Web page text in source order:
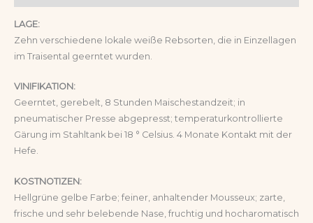
LAGE:
Zehn verschiedene lokale weiße Rebsorten, die in Einzellagen
im Traisental geerntet wurden.
VINIFIKATION:
Geerntet, gerebelt, 8 Stunden Maischestandzeit; in
pneumatischer Presse abgepresst; temperaturkontrollierte
Gärung im Stahltank bei 18 ° Celsius. 4 Monate Kontakt mit der
Hefe.
KOSTNOTIZEN:
Hellgrüne gelbe Farbe; feiner, anhaltender Mousseux; zarte,
frische und sehr belebende Nase, fruchtig und hocharomatisch